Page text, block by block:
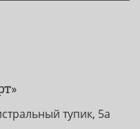
тупик, 5а